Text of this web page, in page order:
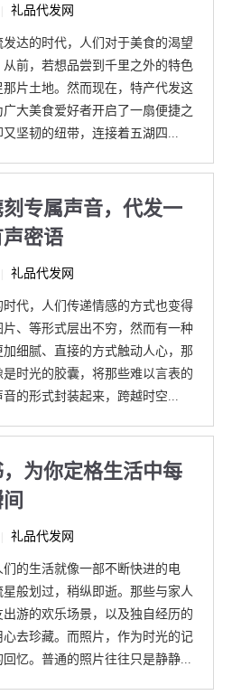
礼品代发网
达的时代，人们对于美食的渴望
前，若想品尝到千里之外的特色
片土地。然而现在，特产代发这
大美食爱好者开启了一扇便捷之
坚韧的纽带，连接着五湖四...
专属声音，代发一
密语
礼品代发网
代，人们传递情感的方式也变得
、等形式层出不穷，然而有一种
细腻、直接的方式触动人心，那
时光的胶囊，将那些难以言表的
的形式封装起来，跨越时空...
为你定格生活中每
礼品代发网
的生活就像一部不断快进的电
般划过，稍纵即逝。那些与家人
游的欢乐场景，以及独自经历的
去珍藏。而照片，作为时光的记
忆。普通的照片往往只是静静...